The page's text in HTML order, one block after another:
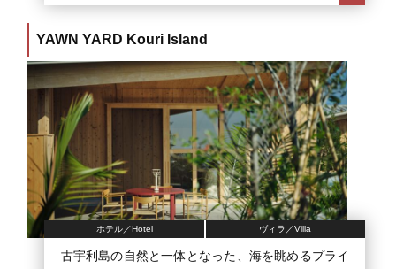
YAWN YARD Kouri Island
ホテル／Hotel ヴィラ／Villa
古宇利島の自然と一体となった、海を眺めるプライ